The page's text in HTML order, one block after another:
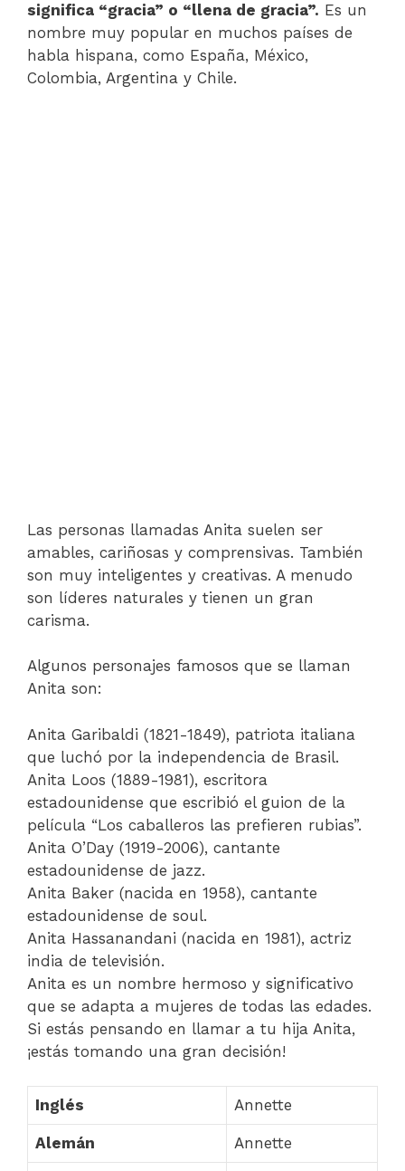
significa “gracia” o “llena de gracia”. Es un
nombre muy popular en muchos países de
habla hispana, como España, México,
Colombia, Argentina y Chile.
Las personas llamadas Anita suelen ser
amables, cariñosas y comprensivas. También
son muy inteligentes y creativas. A menudo
son líderes naturales y tienen un gran
carisma.
Algunos personajes famosos que se llaman
Anita son:
Anita Garibaldi (1821-1849), patriota italiana
que luchó por la independencia de Brasil.
Anita Loos (1889-1981), escritora
estadounidense que escribió el guion de la
película “Los caballeros las prefieren rubias”.
Anita O’Day (1919-2006), cantante
estadounidense de jazz.
Anita Baker (nacida en 1958), cantante
estadounidense de soul.
Anita Hassanandani (nacida en 1981), actriz
india de televisión.
Anita es un nombre hermoso y significativo
que se adapta a mujeres de todas las edades.
Si estás pensando en llamar a tu hija Anita,
¡estás tomando una gran decisión!
Inglés Annette
Alemán Annette